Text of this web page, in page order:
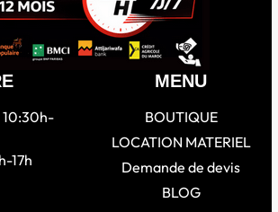
10:30h-
17h
MENU
BOUTIQUE
LOCATION MATERIEL
Demande de devis
BLOG